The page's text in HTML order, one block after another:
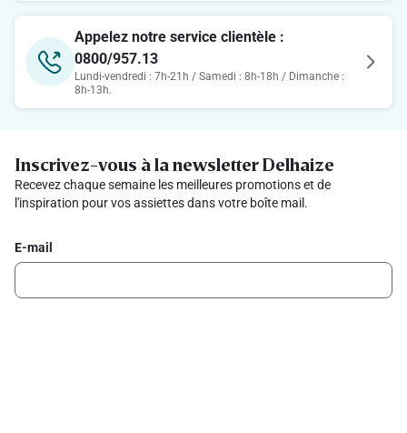
Appelez notre service clientèle :
0800/957.13
Lundi-vendredi : 7h-21h / Samedi : 8h-18h / Dimanche :
8h-13h.
Inscrivez-vous à la newsletter Delhaize
Recevez chaque semaine les meilleures promotions et de
l'inspiration pour vos assiettes dans votre boîte mail.
E-mail